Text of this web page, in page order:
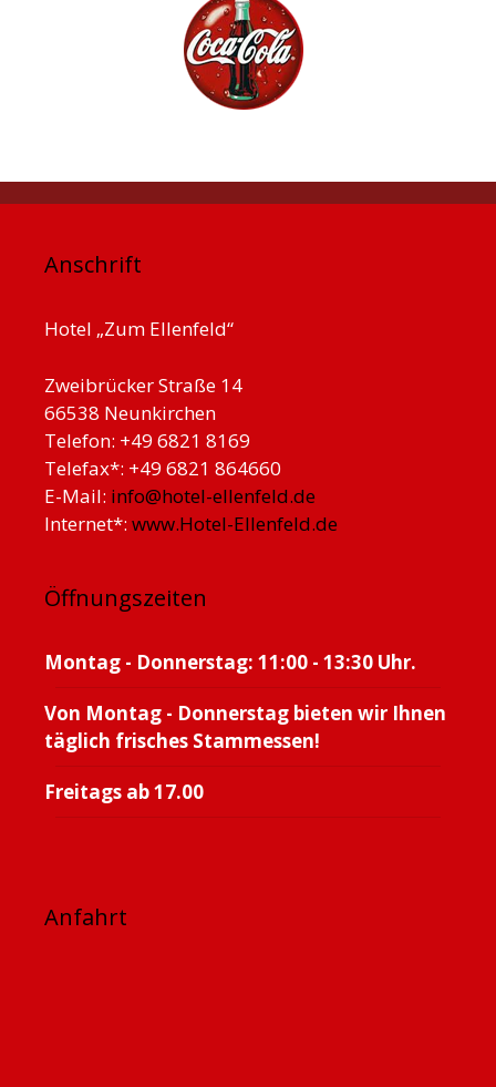
Anschrift
Hotel „Zum Ellenfeld“
Zweibrücker Straße 14
66538 Neunkirchen
Telefon: +49 6821 8169
Telefax*: +49 6821 864660
E-Mail: info@hotel-ellenfeld.de
Internet*: www.Hotel-Ellenfeld.de
Öffnungszeiten
Montag - Donnerstag: 11:00 - 13:30 Uhr.
Von Montag - Donnerstag bieten wir Ihnen
täglich frisches Stammessen!
Freitags ab 17.00
Anfahrt